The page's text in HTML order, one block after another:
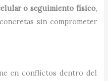
o seguimiento físico,
sin comprometer
en conflictos dentro del